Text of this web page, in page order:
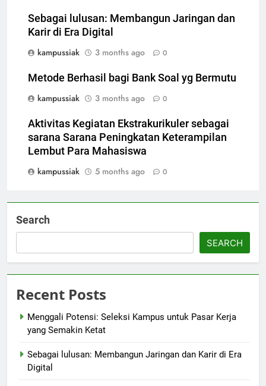
Sebagai lulusan: Membangun Jaringan dan
Karir di Era Digital
kampussiak
3 months ago 0
Metode Berhasil bagi Bank Soal yg Bermutu
kampussiak
3 months ago 0
Aktivitas Kegiatan Ekstrakurikuler sebagai
sarana Sarana Peningkatan Keterampilan
Lembut Para Mahasiswa
kampussiak
5 months ago 0
Search
SEARCH
Recent Posts
Menggali Potensi: Seleksi Kampus untuk Pasar Kerja
yang Semakin Ketat
Sebagai lulusan: Membangun Jaringan dan Karir di Era
Digital